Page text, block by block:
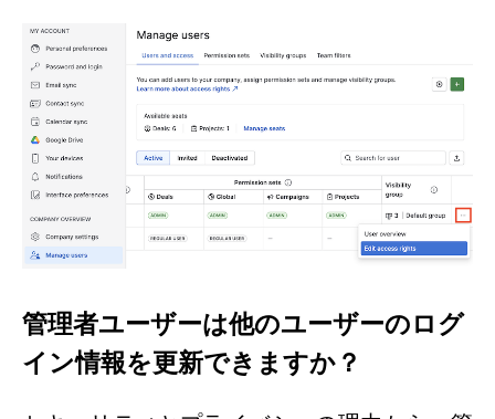
管理者ユーザーは他のユーザーのログ
イン情報を更新できますか？